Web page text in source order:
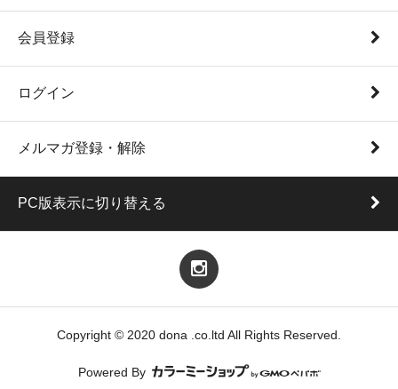
会員登録
ログイン
メルマガ登録・解除
PC版表示に切り替える
Copyright © 2020 dona .co.ltd All Rights Reserved.
Powered By